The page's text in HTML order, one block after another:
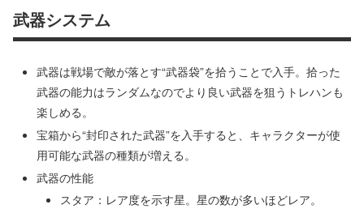
武器システム
武器は戦場で敵が落とす“武器袋”を拾うことで入手。拾った
武器の能力はランダムなのでより良い武器を狙うトレハンも
楽しめる。
宝箱から“封印された武器”を入手すると、キャラクターが使
用可能な武器の種類が増える。
武器の性能
スタア：レア度を示す星。星の数が多いほどレア。